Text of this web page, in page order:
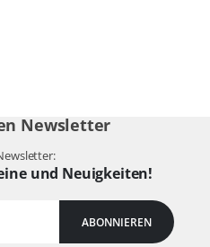
Newsletter
und Neuigkeiten!
ABONNIEREN